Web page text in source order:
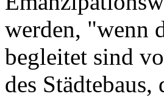
werden, "wenn
begleitet sind
des